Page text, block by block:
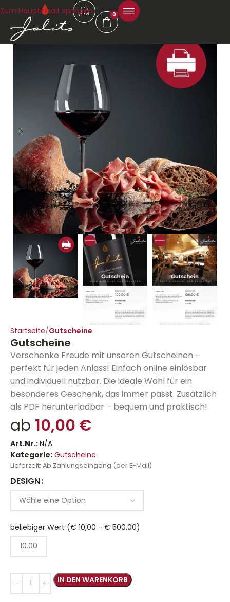
Zum Hauptinhalt springen 0
Startseite Gutscheine
Gutscheine
Verschenke Freude mit unseren Gutscheinen –
perfekt für jeden Anlass! Einfach online einlösbar
und individuell nutzbar. Die ideale Wahl für ein
besonderes Geschenk, das immer passt. Zusätzlich
als PDF herunterladbar – bequem und praktisch!
ab 10,00 €
Art.Nr.:N/A
Kategorie: Gutscheine
Lieferzeit: Ab Zahlungseingang (per E-Mail)
DESIGN
beliebiger Wert (€ 10,00 - € 500,00)
IN DEN WARENKORB